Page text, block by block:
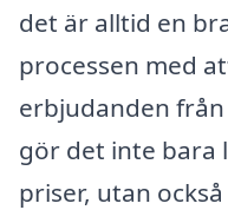
det är alltid en
processen med
erbjudanden
gör det inte bara
priser, utan